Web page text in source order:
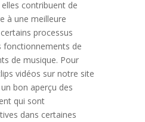
contribuent de
à une meilleure
processus
fonctionnements de
de musique. Pour
vidéos sur notre site
bon aperçu des
qui sont
dans certaines